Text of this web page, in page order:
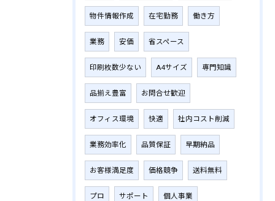
物件情報作成 在宅勤務 働き方
業務 安価 省スペース
印刷枚数少ない A4サイズ 専門知識
品揃え豊富 お問合せ歓迎
オフィス環境 快適 社内コスト削減
業務効率化 品質保証 早期納品
お客様満足度 価格競争 送料無料
プロ サポート 個人事業